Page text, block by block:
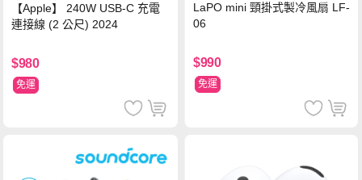
【Apple】 240W USB-C 充電
連接線 (2 公尺) 2024
$980
免運
LaPO mini 頸掛式製冷風扇 LF-
06
$990
免運